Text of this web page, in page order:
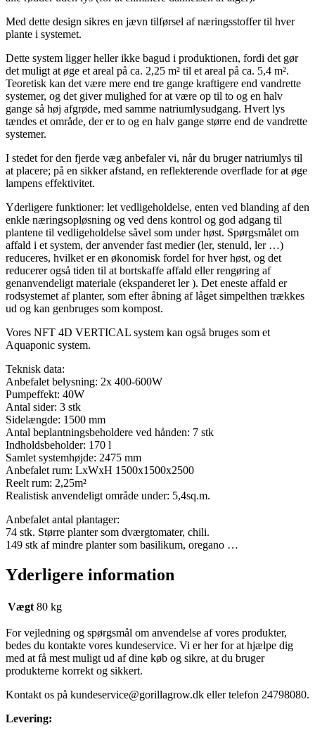
Med dette design sikres en jævn tilførsel af næringsstoffer til hver
plante i systemet.
Dette system ligger heller ikke bagud i produktionen, fordi det gør
det muligt at øge et areal på ca. 2,25 m² til et areal på ca. 5,4 m².
Teoretisk kan det være mere end tre gange kraftigere end vandrette
systemer, og det giver mulighed for at være op til to og en halv
gange så høj afgrøde, med samme natriumlysudgang. Hvert lys
tændes et område, der er to og en halv gange større end de vandrette
systemer.
I stedet for den fjerde væg anbefaler vi, når du bruger natriumlys til
at placere; på en sikker afstand, en reflekterende overflade for at øge
lampens effektivitet.
Yderligere funktioner: let vedligeholdelse, enten ved blanding af den
enkle næringsopløsning og ved dens kontrol og god adgang til
plantene til vedligeholdelse såvel som under høst. Spørgsmålet om
affald i et system, der anvender fast medier (ler, stenuld, ler …)
reduceres, hvilket er en økonomisk fordel for hver høst, og det
reducerer også tiden til at bortskaffe affald eller rengøring af
genanvendeligt materiale (ekspanderet ler ). Det eneste affald er
rodsystemet af planter, som efter åbning af låget simpelthen trækkes
ud og kan genbruges som kompost.
Vores NFT 4D VERTICAL system kan også bruges som et
Aquaponic system.
Teknisk data:
Anbefalet belysning: 2x 400-600W
Pumpeffekt: 40W
Antal sider: 3 stk
Sidelængde: 1500 mm
Antal beplantningsbeholdere ved hånden: 7 stk
Indholdsbeholder: 170 l
Samlet systemhøjde: 2475 mm
Anbefalet rum: LxWxH 1500x1500x2500
Reelt rum: 2,25m²
Realistisk anvendeligt område under: 5,4sq.m.
Anbefalet antal plantager:
74 stk. Større planter som dværgtomater, chili.
149 stk af mindre planter som basilikum, oregano …
Yderligere information
Vægt 80 kg
For vejledning og spørgsmål om anvendelse af vores produkter,
bedes du kontakte vores kundeservice. Vi er her for at hjælpe dig
med at få mest muligt ud af dine køb og sikre, at du bruger
produkterne korrekt og sikkert.
Kontakt os på kundeservice@gorillagrow.dk eller telefon 24798080.
Levering: